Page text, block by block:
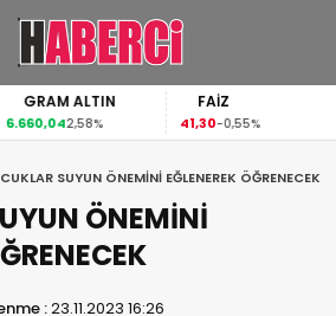
GRAM ALTIN
6.660,042,58%
FAİZ
41,30-0,55%
SUYUN ÖNEMİNİ EĞLENEREK ÖĞRENECEK
ÖNEMİNİ
:23.11.2023 16:26